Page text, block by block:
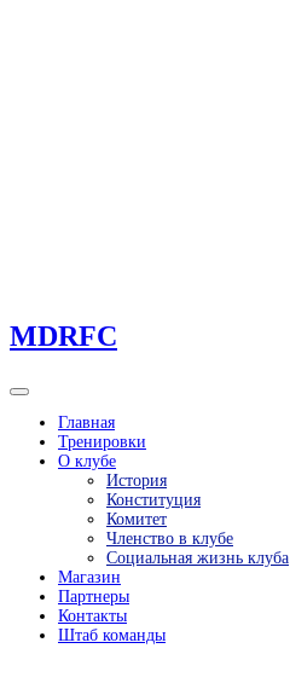
MDRFC
Главная
Тренировки
О клубе
История
Конституция
Комитет
Членство в клубе
Социальная жизнь клуба
Магазин
Партнеры
Контакты
Штаб команды